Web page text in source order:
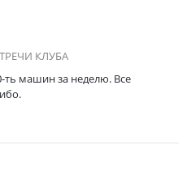
КЛУБА
ть машин за неделю. Все